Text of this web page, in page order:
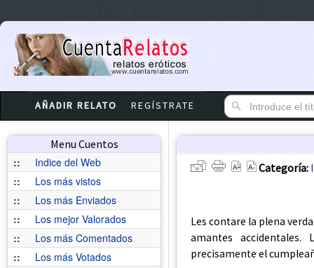
AÑADIR RELATO REGÍSTRATE
Menu Cuentos
::
Indice del Web
::
Los más vistos
::
Los más Enviados
::
Los mejor Valorados
::
Los más Comentados
::
Los más Votados
Categoría:
Les contare la plena
amantes
precisamente el